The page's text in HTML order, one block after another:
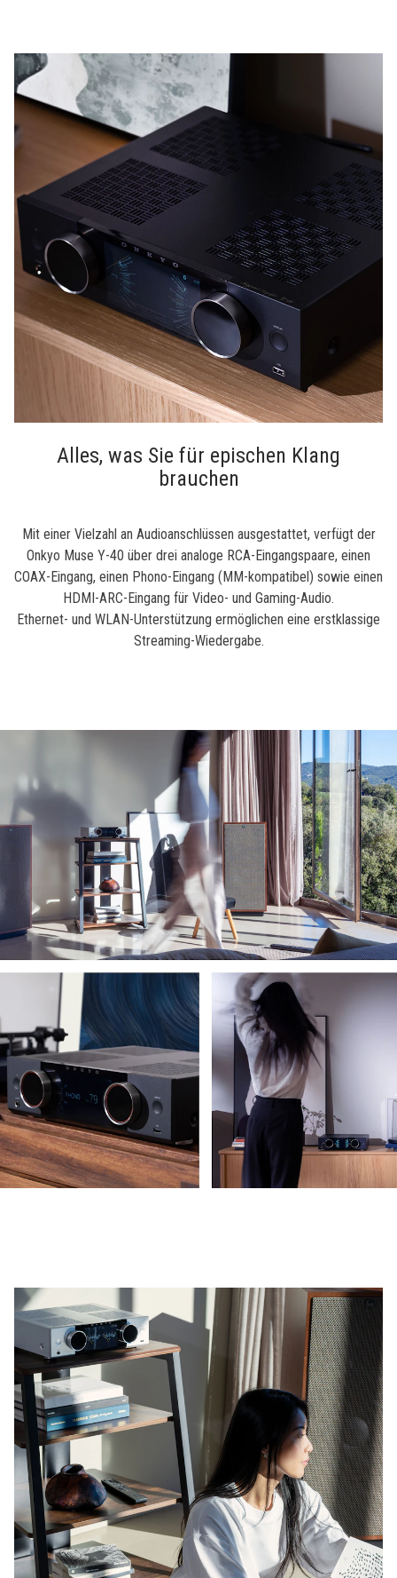
Alles, was Sie für epischen Klang
brauchen
Mit einer Vielzahl an Audioanschlüssen ausgestattet, verfügt der
Onkyo Muse Y-40 über drei analoge RCA-Eingangspaare, einen
COAX-Eingang, einen Phono-Eingang (MM-kompatibel) sowie einen
HDMI-ARC-Eingang für Video- und Gaming-Audio.
Ethernet- und WLAN-Unterstützung ermöglichen eine erstklassige
Streaming-Wiedergabe.